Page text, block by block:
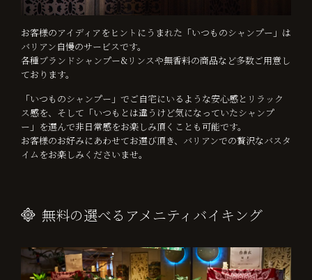
お客様のアイディアをヒントにうまれた「いつものシャンプー」は
バリアン自慢のサービスです。
各種ブランドシャンプー&リンスや無香料の商品など多数ご用意し
ております。
「いつものシャンプー」でご自宅にいるような安心感とリラック
ス感を、そして「いつもとは違うけど気になっていたシャンプ
ー」を選んで非日常感をお楽しみ頂くことも可能です。
お客様のお好みにあわせてお選び頂き、バリアンでの贅沢なバスタ
イムをお楽しみくださいませ。
無料の選べるアメニティバイキング